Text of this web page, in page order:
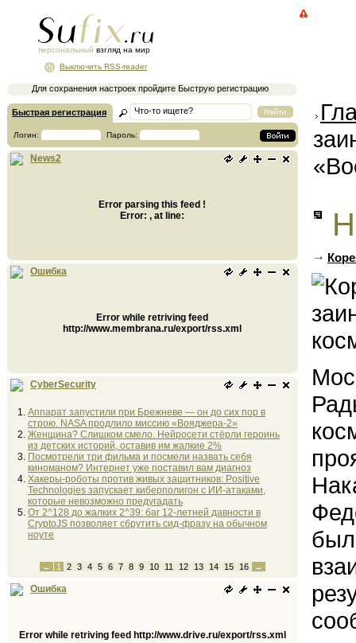
персональный взгляд на мир
Для сохранения настроек пройдите Быструю регистрацию
Выключить RSS-reader
Быстрая регистрация
Логин: Пароль:
News2
Error parsing this feed !
Error: , at line:
Ошибка
Error while retriving feed
http://www.membrana.ru/export/rss.xml
CyberSecurity
Аппарат запустили при Брежневе — он до сих пор в
строю. NASA продлило миссию «Вояджера-2»
Женщина? Слишком смело. Нейросети стёрли героинь
из детских историй, оставив им жалкие 2%
Посмотрели три фильма и посмели назвать себя
киноманом? Интернет уже поставил вам диагноз
Хакеры-роботы против живых защитников: Positive
Technologies запускает киберполигон с ИИ-атаками,
которые невозможно предугадать
От 2^128 до жалких 2^39: баг 12-летней давности в
CryptoJS позволяет сбрутить сид-фразу на обычном
ноуте
← 1 2 3 4 5 6 7 8 9 10 11 12 13 14 15 16 →
Ошибка
Error while retriving feed http://www.drive.ru/export/rss.xml